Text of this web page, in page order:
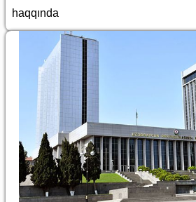
haqqında